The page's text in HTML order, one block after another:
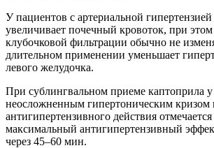
У пациентов с артериальной
увеличивает почечный кровоток, при этом
клубочковой фильтрации обычно не
длительном применении уменьшает
левого желудочка.
При сублингвальном приеме каптоприла
неосложненным гипертоническим кризом
антигипертензивного действия
максимальный антигипертензивный
через 45–60 мин.